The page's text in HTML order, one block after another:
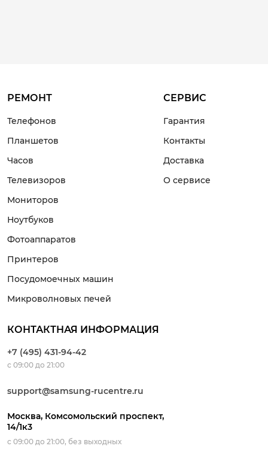
РЕМОНТ
Телефонов
Планшетов
Часов
Телевизоров
Мониторов
Ноутбуков
Фотоаппаратов
Принтеров
Посудомоечных машин
Микроволновых печей
СЕРВИС
Гарантия
Контакты
Доставка
О сервисе
КОНТАКТНАЯ ИНФОРМАЦИЯ
+7 (495) 431-94-42
с 09:00 до 21:00
support@samsung-rucentre.ru
Москва, Комсомольский проспект,
14/1к3
с 09:00 до 21:00, без выходных